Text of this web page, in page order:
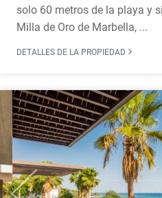
solo 60 metros de la playa y
Milla de Oro de Marbella, ...
DETALLES DE LA PROPIEDAD